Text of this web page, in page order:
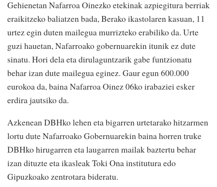
Gehienetan Nafarroa Oinezko etekinak azpiegitura berriak
eraikitzeko baliatzen bada, Berako ikastolaren kasuan, 11
urtez egin duten mailegua murrizteko erabiliko da. Urte
guzi hauetan, Nafarroako gobernuarekin itunik ez dute
sinatu. Hori dela eta dirulaguntzarik gabe funtzionatu
behar izan dute mailegua eginez. Gaur egun 600.000
eurokoa da, baina Nafarroa Oinez 06ko irabaziei esker
erdira jautsiko da.
Azkenean DBHko lehen eta bigarren urtetarako hitzarmen
lortu dute Nafarroako Gobernuarekin baina horren truke
DBHko hirugarren eta laugarren mailak baztertu behar
izan dituzte eta ikasleak Toki Ona institutura edo
Gipuzkoako zentrotara bideratu.